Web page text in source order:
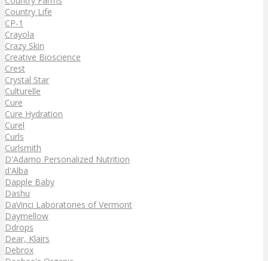
Country Life
CP-1
Crayola
Crazy Skin
Creative Bioscience
Crest
Crystal Star
Culturelle
Cure
Cure Hydration
Curel
Curls
Curlsmith
D'Adamo Personalized Nutrition
d'Alba
Dapple Baby
Dashu
DaVinci Laboratories of Vermont
Daymellow
Ddrops
Dear, Klairs
Debrox